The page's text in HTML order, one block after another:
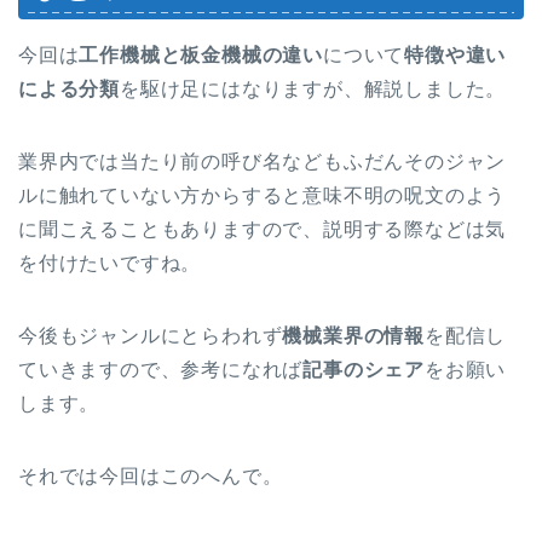
今回は工作機械と板金機械の違いについて特徴や違い
による分類を駆け足にはなりますが、解説しました。
業界内では当たり前の呼び名などもふだんそのジャン
ルに触れていない方からすると意味不明の呪文のよう
に聞こえることもありますので、説明する際などは気
を付けたいですね。
今後もジャンルにとらわれず機械業界の情報 を配信し
ていきますので、参考になれば記事のシェアをお願い
します。
それでは今回はこのへんで。